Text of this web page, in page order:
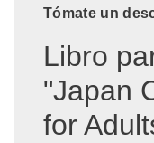
Tómate un
Libro
"Japan
for